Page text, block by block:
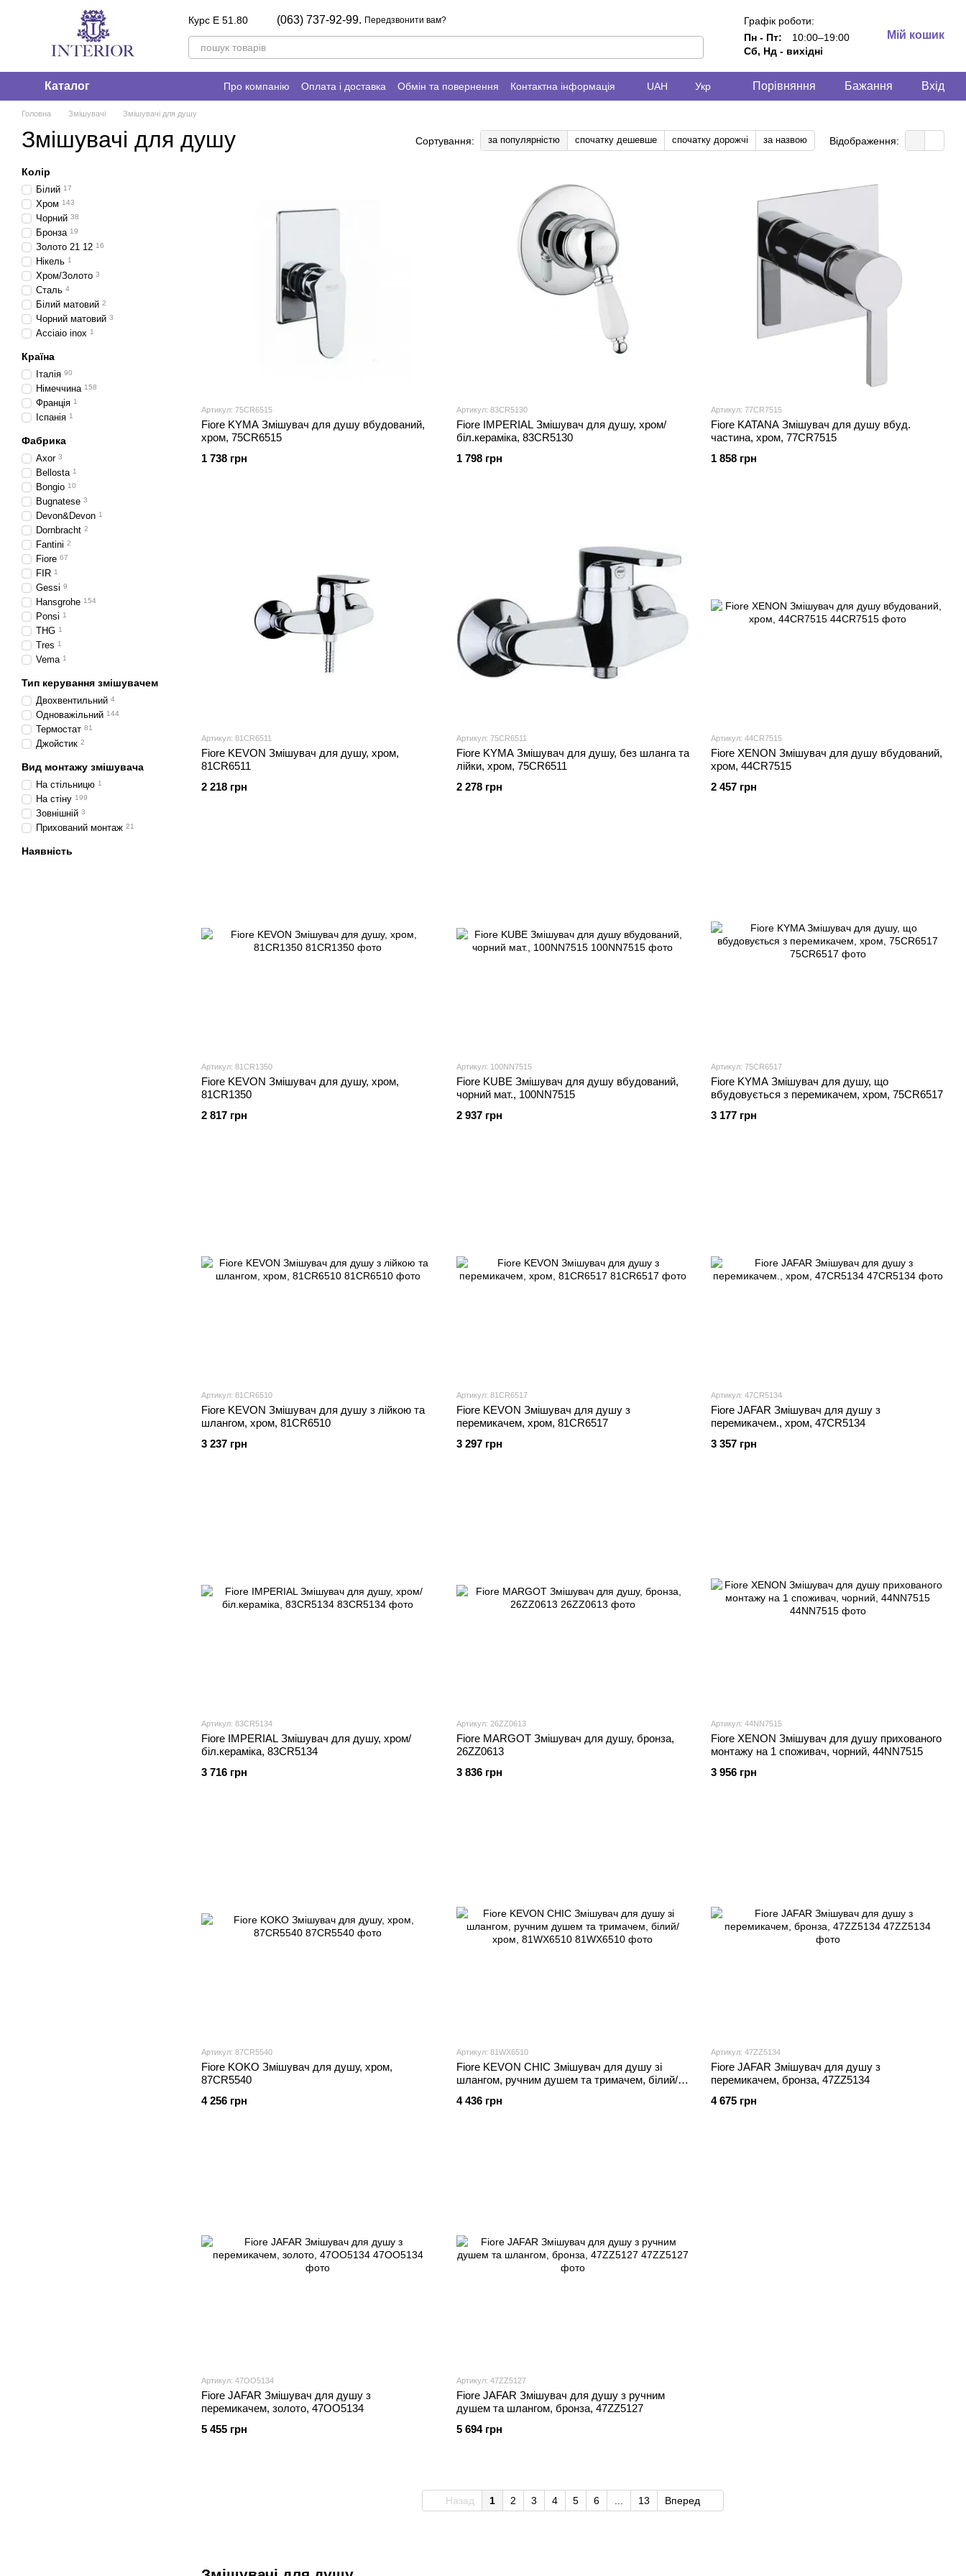
Перейти до основного контенту
Курс E 51.80
(063) 737-92-99. Передзвонити вам?
Графік роботи:
Пн - Пт:
10:00–19:00
Сб, Нд - вихідні
Мій кошик
Каталог Про компанію Оплата і доставка Обмін та повернення Контактна інформація UAH Укр Порівняння Бажання Вхід
Головна Змішувачі Змішувачі для душу
Змішувачі для душу Сортування: за популярністю спочатку дешевше спочатку дорожчі за назвою Відображення:
Артикул: 75CR6515
Fiore KYMA Змішувач для душу вбудований,
хром, 75CR6515
1 738 грн
Артикул: 83CR5130
Fiore IMPERIAL Змішувач для душу, хром/
біл.кераміка, 83CR5130
1 798 грн
Артикул: 77CR7515
Fiore KATANA Змішувач для душу вбуд.
частина, хром, 77CR7515
1 858 грн
Артикул: 81CR6511
Fiore KEVON Змішувач для душу, хром,
81CR6511
2 218 грн
Артикул: 75CR6511
Fiore KYMA Змішувач для душу, без шланга та
лійки, хром, 75CR6511
2 278 грн
Артикул: 44CR7515
Fiore XENON Змішувач для душу вбудований,
хром, 44CR7515
2 457 грн
Артикул: 81CR1350
Fiore KEVON Змішувач для душу, хром,
81CR1350
2 817 грн
Артикул: 100NN7515
Fiore KUBE Змішувач для душу вбудований,
чорний мат., 100NN7515
2 937 грн
Артикул: 75CR6517
Fiore KYMA Змішувач для душу, що
вбудовується з перемикачем, хром, 75CR6517
3 177 грн
Артикул: 81CR6510
Fiore KEVON Змішувач для душу з лійкою та
шлангом, хром, 81CR6510
3 237 грн
Артикул: 81CR6517
Fiore KEVON Змішувач для душу з
перемикачем, хром, 81CR6517
3 297 грн
Артикул: 47CR5134
Fiore JAFAR Змішувач для душу з
перемикачем., хром, 47CR5134
3 357 грн
Артикул: 83CR5134
Fiore IMPERIAL Змішувач для душу, хром/
біл.кераміка, 83CR5134
3 716 грн
Артикул: 26ZZ0613
Fiore MARGOT Змішувач для душу, бронза,
26ZZ0613
3 836 грн
Артикул: 44NN7515
Fiore XENON Змішувач для душу прихованого
монтажу на 1 споживач, чорний, 44NN7515
3 956 грн
Артикул: 87CR5540
Fiore KOKO Змішувач для душу, хром,
87CR5540
4 256 грн
Артикул: 81WX6510
Fiore KEVON CHIC Змішувач для душу зі
шлангом, ручним душем та тримачем, білий/
4 436 грн
Артикул: 47ZZ5134
Fiore JAFAR Змішувач для душу з
перемикачем, бронза, 47ZZ5134
4 675 грн
Артикул: 47OO5134
Fiore JAFAR Змішувач для душу з
перемикачем, золото, 47OO5134
5 455 грн
Артикул: 47ZZ5127
Fiore JAFAR Змішувач для душу з ручним
душем та шлангом, бронза, 47ZZ5127
5 694 грн
Назад 1 2 3 4 5 6 13 Вперед
Колір
Білий 17
Хром 143
Чорний 38
Бронза 19
Золото 21 12 16
Нікель 1
Хром/Золото 3
Сталь 4
Білий матовий 2
Чорний матовий 3
Acciaio inox 1
Країна
Італія 90
Німеччина 158
Франція 1
Іспанія 1
Фабрика
Axor 3
Bellosta 1
Bongio 10
Bugnatese 3
Devon&Devon 1
Dornbracht 2
Fantini 2
Fiore 67
FIR 1
Gessi 9
Hansgrohe 154
Ponsi 1
THG 1
Tres 1
Vema 1
Тип керування змішувачем
Двохвентильний 4
Одноважільний 144
Термостат 81
Джойстик 2
Вид монтажу змішувача
На стільницю 1
На стіну 199
Зовнішній 3
Прихований монтаж 21
Наявність